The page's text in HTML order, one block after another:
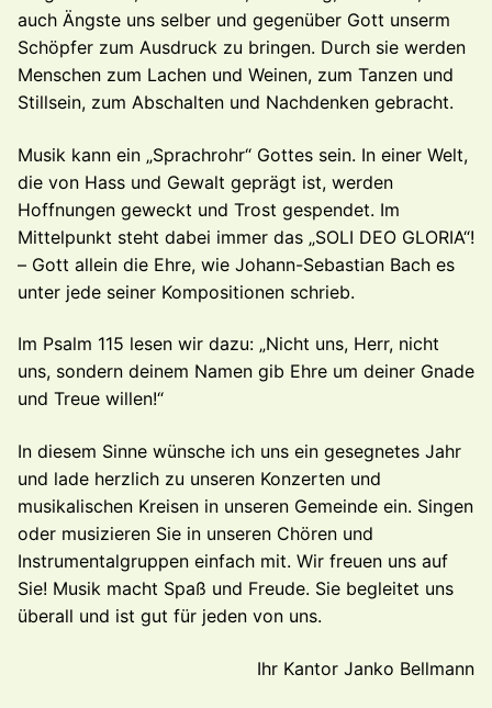
auch Ängste uns selber und gegenüber Gott unserm
Schöpfer zum Ausdruck zu bringen. Durch sie werden
Menschen zum Lachen und Weinen, zum Tanzen und
Stillsein, zum Abschalten und Nachdenken gebracht.
Musik kann ein „Sprachrohr“ Gottes sein. In einer Welt,
die von Hass und Gewalt geprägt ist, werden
Hoffnungen geweckt und Trost gespendet. Im
Mittelpunkt steht dabei immer das „SOLI DEO GLORIA“!
– Gott allein die Ehre, wie Johann-Sebastian Bach es
unter jede seiner Kompositionen schrieb.
Im Psalm 115 lesen wir dazu: „Nicht uns, Herr, nicht
uns, sondern deinem Namen gib Ehre um deiner Gnade
und Treue willen!“
In diesem Sinne wünsche ich uns ein gesegnetes Jahr
und lade herzlich zu unseren Konzerten und
musikalischen Kreisen in unseren Gemeinde ein. Singen
oder musizieren Sie in unseren Chören und
Instrumentalgruppen einfach mit. Wir freuen uns auf
Sie! Musik macht Spaß und Freude. Sie begleitet uns
überall und ist gut für jeden von uns.
Ihr Kantor Janko Bellmann